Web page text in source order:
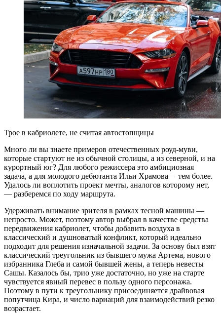
Трое в кабриолете, не считая автостопщицы
Много ли вы знаете примеров отечественных роуд-муви,
которые стартуют не из обычной столицы, а из северной, и на
курортный юг? Для любого режиссера это амбициозная
задача, а для молодого дебютанта Ильи Храмова— тем более.
Удалось ли воплотить проект мечты, аналогов которому нет,
— разберемся по ходу маршрута.
Удерживать внимание зрителя в рамках тесной машины —
непросто. Может, поэтому автор выбрал в качестве средства
передвижения кабриолет, чтобы добавить воздуха в
классический и душноватый конфликт, который идеально
подходит для решения изначальной задачи. За основу был взят
классический треугольник из бывшего мужа Артема, нового
избранника Глеба и самой бывшей жены, а теперь невесты
Сашы. Казалось бы, трио уже достаточно, но уже на старте
чувствуется явный перевес в пользу одного персонажа.
Поэтому в пути к треугольнику присоединяется драйвовая
попутчица Кира, и число вариаций для взаимодействий резко
возрастает.